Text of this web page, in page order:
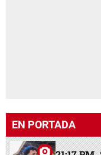
EN PORTADA